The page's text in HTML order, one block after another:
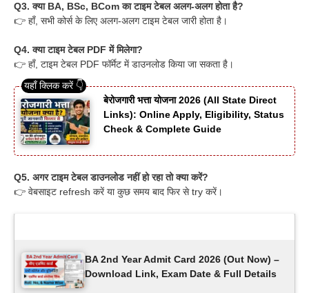
Q3. क्या BA, BSc, BCom का टाइम टेबल अलग-अलग होता है?
👉 हाँ, सभी कोर्स के लिए अलग-अलग टाइम टेबल जारी होता है।
Q4. क्या टाइम टेबल PDF में मिलेगा?
👉 हाँ, टाइम टेबल PDF फॉर्मेट में डाउनलोड किया जा सकता है।
बेरोजगारी भत्ता योजना 2026 (All State Direct
Links): Online Apply, Eligibility, Status
Check & Complete Guide
Q5. अगर टाइम टेबल डाउनलोड नहीं हो रहा तो क्या करें?
👉 वेबसाइट refresh करें या कुछ समय बाद फिर से try करें।
BA 2nd Year Admit Card 2026 (Out Now) –
Download Link, Exam Date & Full Details